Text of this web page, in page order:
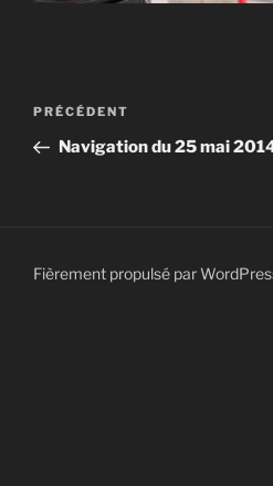
Navigation
l’article
Article
précédent
PRÉCÉDENT
Navigation du 25 mai
Fièrement propulsé par